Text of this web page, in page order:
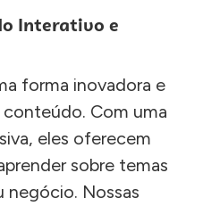
Interativo e
forma inovadora e
Com uma
eles oferecem
sobre temas
negócio. Nossas